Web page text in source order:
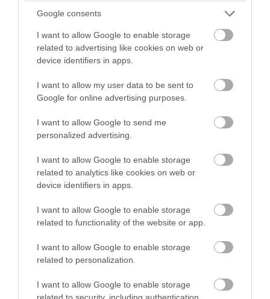
Google consents
I want to allow Google to enable storage
related to advertising like cookies on web or
device identifiers in apps.
I want to allow my user data to be sent to
Google for online advertising purposes.
I want to allow Google to send me
personalized advertising.
I want to allow Google to enable storage
related to analytics like cookies on web or
device identifiers in apps.
I want to allow Google to enable storage
related to functionality of the website or app.
I want to allow Google to enable storage
related to personalization.
I want to allow Google to enable storage
related to security, including authentication
Στέφανος Τσιτσιπάς: Για πρώτη φορά
μετά από το 2018 ο Έλληνας τενίστας θα
περάσει… προκριματικά σε διοργάνωση